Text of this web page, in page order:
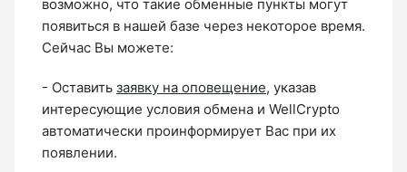
возможно, что такие обменные пункты могут
появиться в нашей базе через некоторое время.
Сейчас Вы можете:
- Оставить заявку на оповещение, указав
интересующие условия обмена и WellCrypto
автоматически проинформирует Вас при их
появлении.